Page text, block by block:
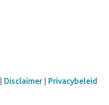
Disclaimer| Privacybeleid